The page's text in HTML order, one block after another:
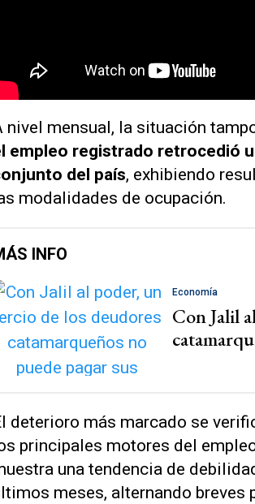
nivel mensual, la situación
empleo registrado retrocedió
del país, exhibiendo
modalidades de ocupación.
INFO
Economía
Con Jalil
deterioro más marcado se
principales motores del
una tendencia de
meses, alternando breves